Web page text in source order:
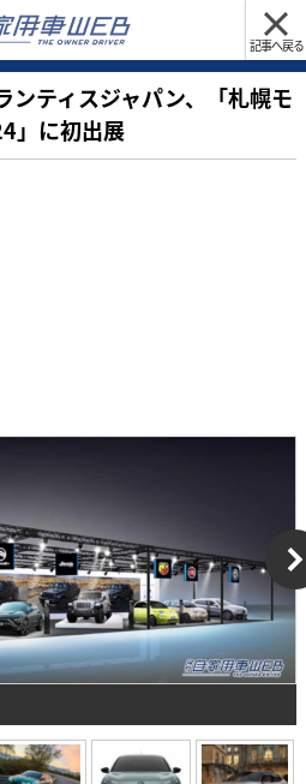
記事へ戻る
ティスジャパン、「札幌モ
」に初出展